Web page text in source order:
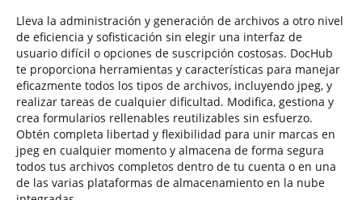
Lleva la administración y generación de archivos a otro nivel
de eficiencia y sofisticación sin elegir una interfaz de
usuario difícil o opciones de suscripción costosas. DocHub
te proporciona herramientas y características para manejar
eficazmente todos los tipos de archivos, incluyendo jpeg, y
realizar tareas de cualquier dificultad. Modifica, gestiona y
crea formularios rellenables reutilizables sin esfuerzo.
Obtén completa libertad y flexibilidad para unir marcas en
jpeg en cualquier momento y almacena de forma segura
todos tus archivos completos dentro de tu cuenta o en una
de las varias plataformas de almacenamiento en la nube